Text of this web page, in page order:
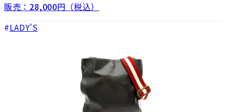
販売： 28,000円（税込）
LADY'S